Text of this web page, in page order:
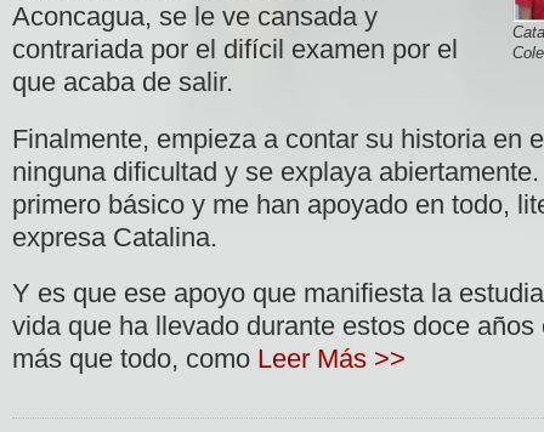
Aconcagua, se le ve cansada y
contrariada por el difícil examen por el
que acaba de salir.
Finalmente, empieza a contar su historia en
ninguna dificultad y se explaya
primero básico y me han apoyado en todo,
expresa Catalina.
Y es que ese apoyo que manifiesta la
vida que ha llevado durante estos doce
más que todo, como Leer Más >>